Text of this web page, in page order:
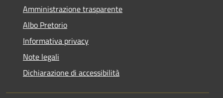
Amministrazione trasparente
Albo Pretorio
Informativa privacy
Note legali
Dichiarazione di accessibilità